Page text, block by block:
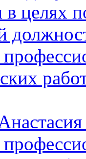
в целях